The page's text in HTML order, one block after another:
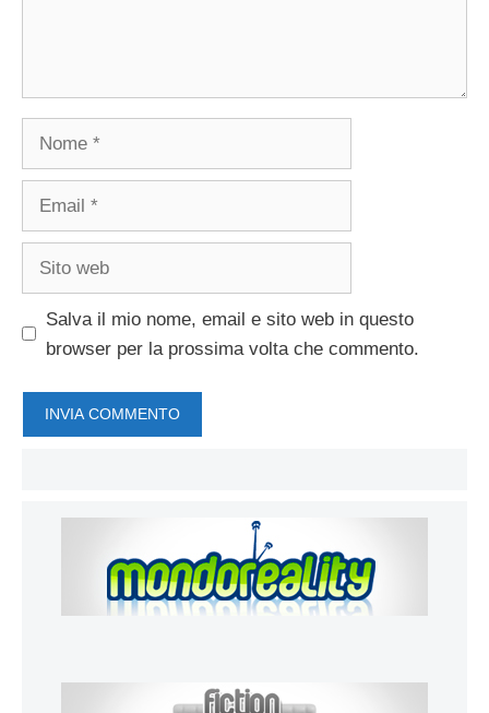
Nome
Email
Sito
Salva il mio nome, email e sito web in questo
browser per la prossima volta che commento.